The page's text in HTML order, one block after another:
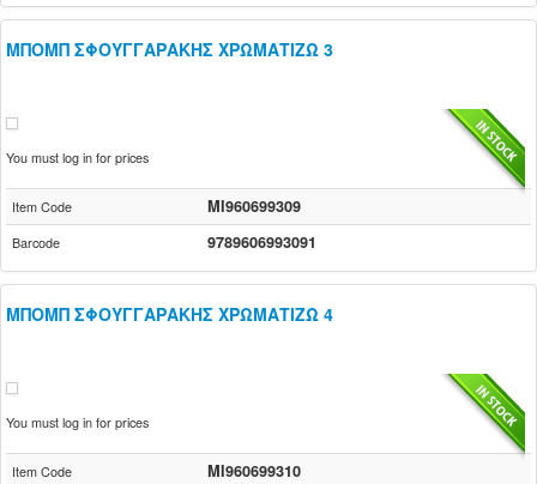
ΜΠΟΜΠ ΣΦΟΥΓΓΑΡΑΚΗΣ ΧΡΩΜΑΤΙΖΩ 3
You must log in for prices
Item Code MI960699309
Barcode 9789606993091
ΜΠΟΜΠ ΣΦΟΥΓΓΑΡΑΚΗΣ ΧΡΩΜΑΤΙΖΩ 4
You must log in for prices
Item Code MI960699310